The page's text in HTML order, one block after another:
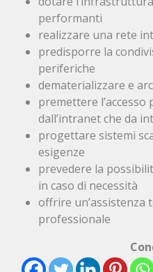
performanti
realizzare una rete
predisporre la
periferiche
dematerializzare e
premettere
dall’intranet che da
progettare sistemi
esigenze
prevedere la
in caso di necessità
offrire un’assistenza
professionale